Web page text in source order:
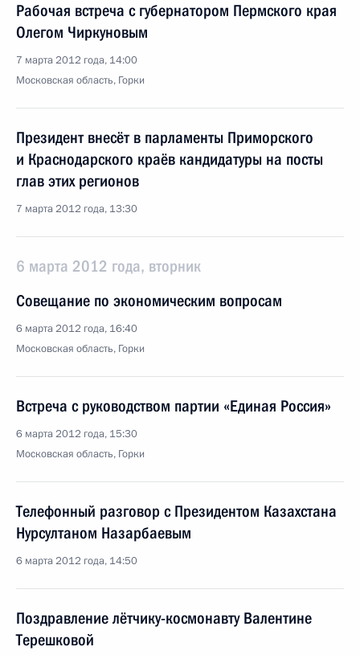
Рабочая встреча с губернатором Пермского края
Олегом Чиркуновым
7 марта 2012 года, 14:00
Московская область, Горки
Президент внесёт в парламенты Приморского
и Краснодарского краёв кандидатуры на посты
глав этих регионов
7 марта 2012 года, 13:30
6 марта 2012 года, вторник
Совещание по экономическим вопросам
6 марта 2012 года, 16:40
Московская область, Горки
Встреча с руководством партии «Единая Россия»
6 марта 2012 года, 15:30
Московская область, Горки
Телефонный разговор с Президентом Казахстана
Нурсултаном Назарбаевым
6 марта 2012 года, 14:50
Поздравление лётчику-космонавту Валентине
Терешковой